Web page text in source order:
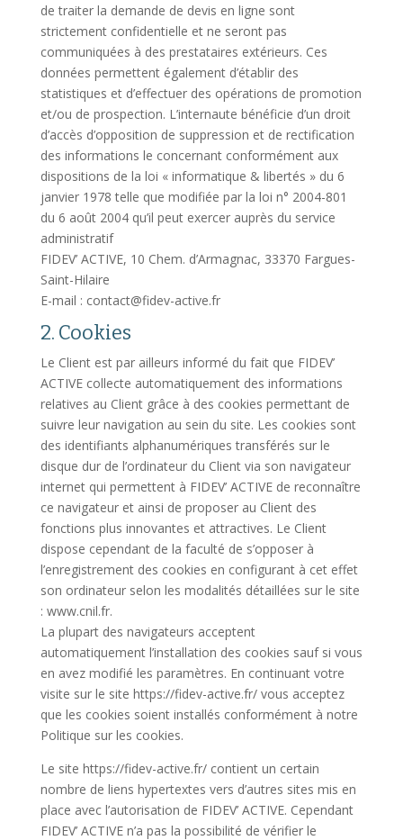
de traiter la demande de devis en ligne sont
strictement confidentielle et ne seront pas
communiquées à des prestataires extérieurs. Ces
données permettent également d’établir des
statistiques et d’effectuer des opérations de promotion
et/ou de prospection. L’internaute bénéficie d’un droit
d’accès d’opposition de suppression et de rectification
des informations le concernant conformément aux
dispositions de la loi « informatique & libertés » du 6
janvier 1978 telle que modifiée par la loi n° 2004-801
du 6 août 2004 qu’il peut exercer auprès du service
administratif
FIDEV’ ACTIVE, 10 Chem. d’Armagnac, 33370 Fargues-
Saint-Hilaire
E-mail : contact@fidev-active.fr
2. Cookies
Le Client est par ailleurs informé du fait que FIDEV’
ACTIVE collecte automatiquement des informations
relatives au Client grâce à des cookies permettant de
suivre leur navigation au sein du site. Les cookies sont
des identifiants alphanumériques transférés sur le
disque dur de l’ordinateur du Client via son navigateur
internet qui permettent à FIDEV’ ACTIVE de reconnaître
ce navigateur et ainsi de proposer au Client des
fonctions plus innovantes et attractives. Le Client
dispose cependant de la faculté de s’opposer à
l’enregistrement des cookies en configurant à cet effet
son ordinateur selon les modalités détaillées sur le site
: www.cnil.fr.
La plupart des navigateurs acceptent
automatiquement l’installation des cookies sauf si vous
en avez modifié les paramètres. En continuant votre
visite sur le site https://fidev-active.fr/ vous acceptez
que les cookies soient installés conformément à notre
Politique sur les cookies.
Le site https://fidev-active.fr/ contient un certain
nombre de liens hypertextes vers d’autres sites mis en
place avec l’autorisation de FIDEV’ ACTIVE. Cependant
FIDEV’ ACTIVE n’a pas la possibilité de vérifier le